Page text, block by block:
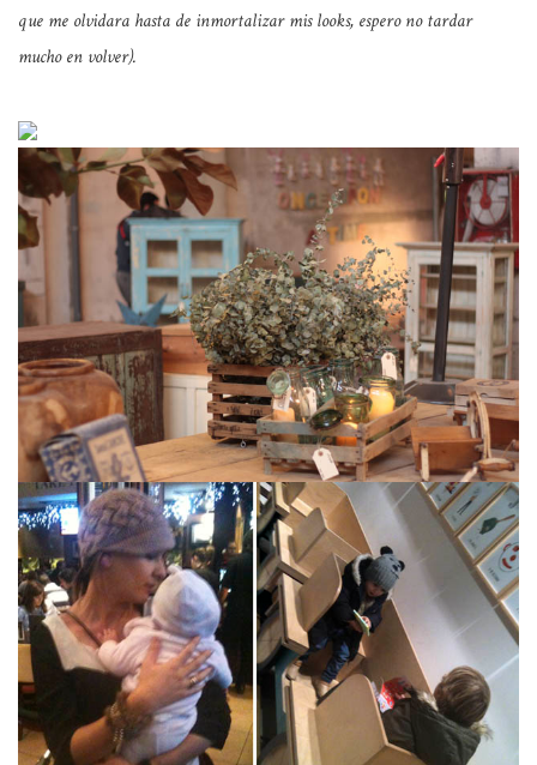
que me olvidara hasta de inmortalizar mis looks, espero no tardar
mucho en volver).